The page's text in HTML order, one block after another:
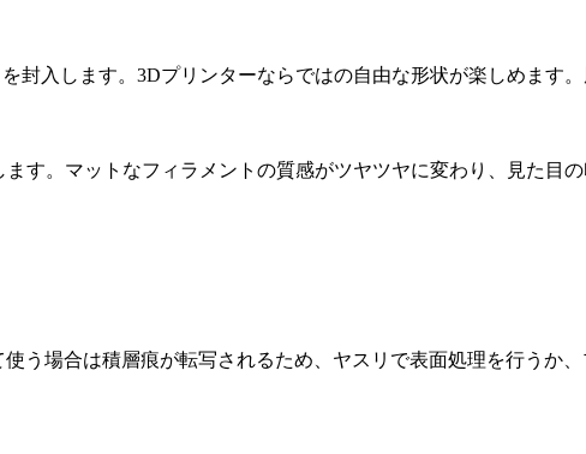
入します。3Dプリンターならではの自由な形状が楽しめます
す。マットなフィラメントの質感がツヤツヤに変わり、見た目
う場合は積層痕が転写されるため、ヤスリで表面処理を行うか